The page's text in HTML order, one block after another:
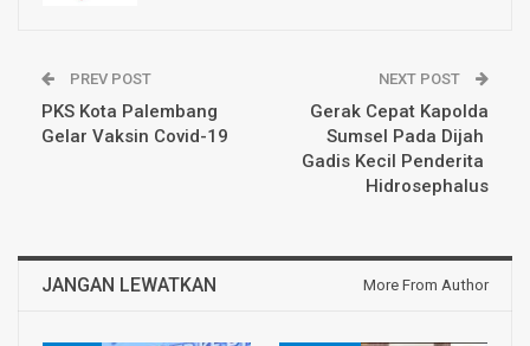
PREV POST
PKS Kota Palembang
Gelar Vaksin Covid-19
NEXT POST
Gerak Cepat Kapolda
Sumsel Pada Dijah
Gadis Kecil Penderita
Hidrosephalus
JANGAN LEWATKAN More From Author